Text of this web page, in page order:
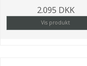
2.095 DKK
Vis produkt